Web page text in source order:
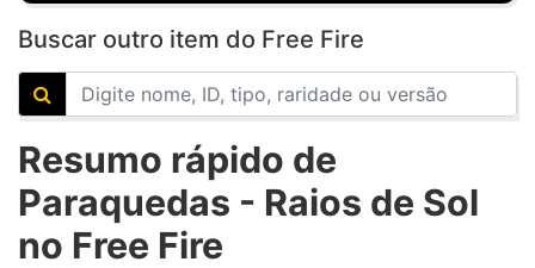
Buscar outro item do Free Fire
Resumo rápido de
Paraquedas - Raios de Sol
no Free Fire